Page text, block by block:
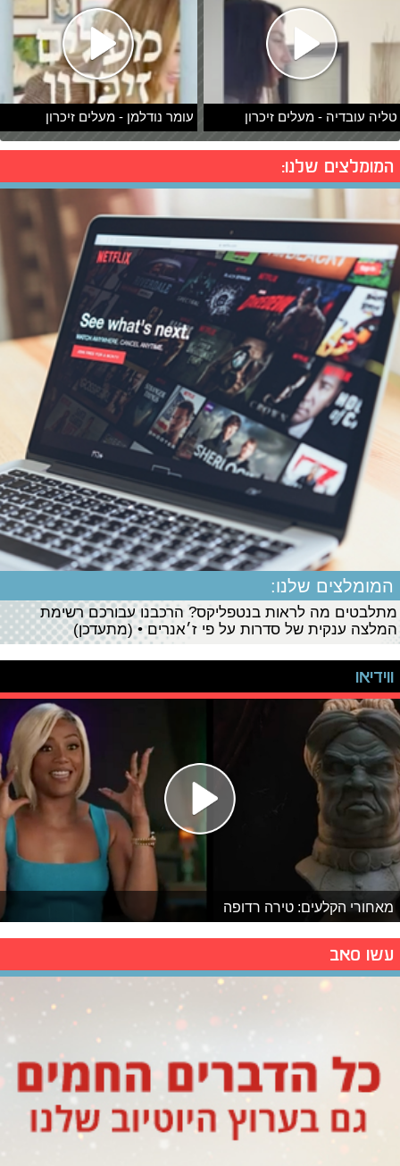
טליה עובדיה - מעלים זיכרון עומר נודלמן - מעלים זיכרון
המומלצים שלנו:
המומלצים שלנו:
מתלבטים מה לראות בנטפליקס? הרכבנו עבורכם רשימת
המלצה ענקית של סדרות על פי ז׳אנרים • (מתעדכן)
ווידיאו
מאחורי הקלעים: טירה רדופה
עשו סאב